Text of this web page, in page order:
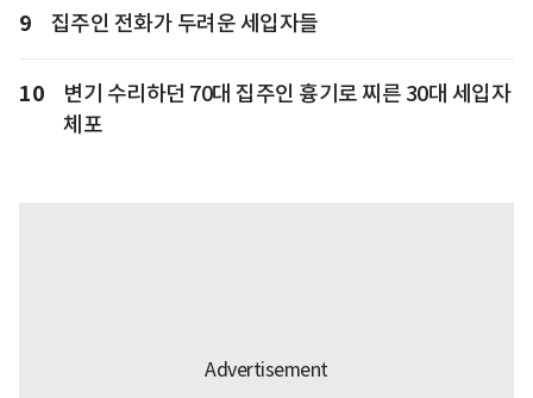
9 집주인 전화가 두려운 세입자들
10
변기 수리하던 70대 집주인 흉기로 찌른 30대 세입자
체포